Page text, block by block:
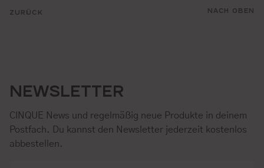
ZURÜCK NACH OBEN
NEWSLETTER
CINQUE News und regelmäßig neue Produkte in deinem
Postfach. Du kannst den Newsletter jederzeit kostenlos
abbestellen.